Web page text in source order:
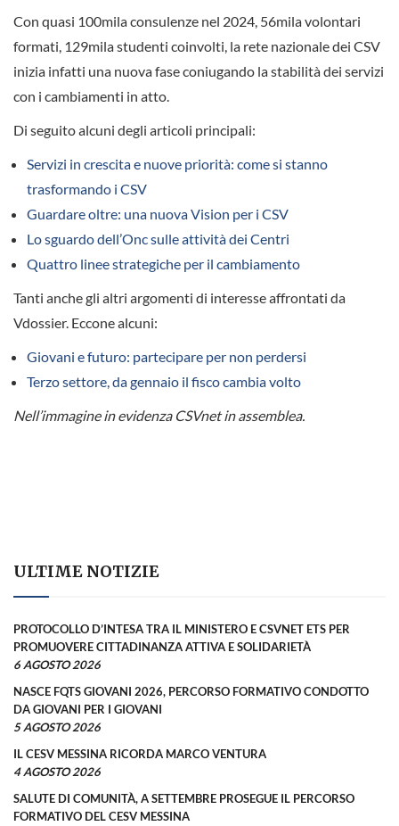
Con quasi 100mila consulenze nel 2024, 56mila volontari
formati, 129mila studenti coinvolti, la rete nazionale dei CSV
inizia infatti una nuova fase coniugando la stabilità dei servizi
con i cambiamenti in atto.
Di seguito alcuni degli articoli principali:
Servizi in crescita e nuove priorità: come si stanno
trasformando i CSV
Guardare oltre: una nuova Vision per i CSV
Lo sguardo dell’Onc sulle attività dei Centri
Quattro linee strategiche per il cambiamento
Tanti anche gli altri argomenti di interesse affrontati da
Vdossier. Eccone alcuni:
Giovani e futuro: partecipare per non perdersi
Terzo settore, da gennaio il fisco cambia volto
Nell’immagine in evidenza CSVnet in assemblea.
ULTIME NOTIZIE
PROTOCOLLO D’INTESA TRA IL MINISTERO E CSVNET ETS PER
PROMUOVERE CITTADINANZA ATTIVA E SOLIDARIETÀ
6 AGOSTO 2026
NASCE FQTS GIOVANI 2026, PERCORSO FORMATIVO CONDOTTO
DA GIOVANI PER I GIOVANI
5 AGOSTO 2026
IL CESV MESSINA RICORDA MARCO VENTURA
4 AGOSTO 2026
SALUTE DI COMUNITÀ, A SETTEMBRE PROSEGUE IL PERCORSO
FORMATIVO DEL CESV MESSINA